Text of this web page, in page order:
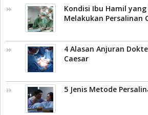
Kondisi Ibu Hamil
Melakukan Persalinan
4 Alasan Anjuran
Caesar
5 Jenis Metode